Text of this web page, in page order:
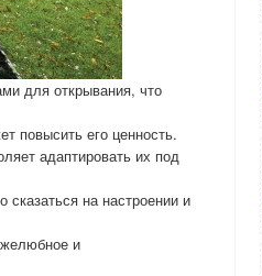
для открывания, что
повысить его ценность.
адаптировать их под
на настроении и
и